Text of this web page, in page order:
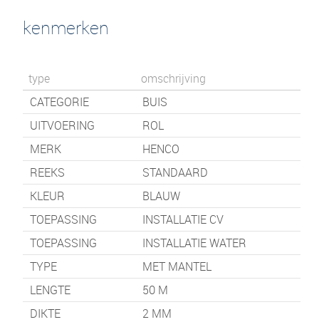
kenmerken
type
omschrijving
CATEGORIE
BUIS
UITVOERING
ROL
MERK
HENCO
REEKS
STANDAARD
KLEUR
BLAUW
TOEPASSING
INSTALLATIE CV
TOEPASSING
INSTALLATIE WATER
TYPE
MET MANTEL
LENGTE
50 M
DIKTE
2 MM